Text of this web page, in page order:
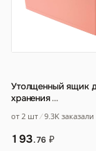
Утолщенный ящик
хранения…
от 2 шт 9.3K заказали
193.76 ₽